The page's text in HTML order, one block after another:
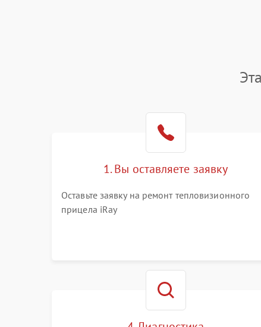
1. Вы оставляете заявку
Оставьте заявку на ремонт тепловизионного
прицела iRay